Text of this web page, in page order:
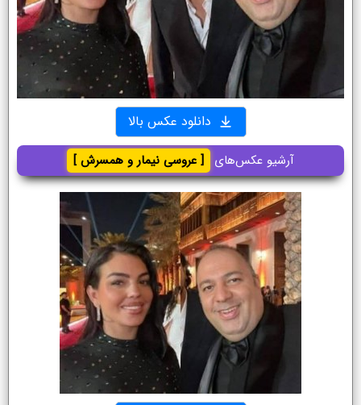
دانلود عکس بالا
آرشیو عکس‌های [ عروسی نیمار و همسرش ]